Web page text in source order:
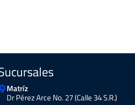
Matríz
Dr Pérez Arce No. 27 (Calle 34 S.R.)